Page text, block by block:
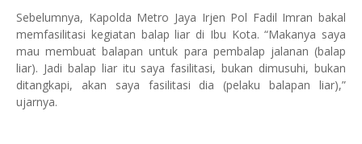
Sebelumnya, Kapolda Metro Jaya Irjen Pol Fadil Imran bakal
memfasilitasi kegiatan balap liar di Ibu Kota. “Makanya saya
mau membuat balapan untuk para pembalap jalanan (balap
liar). Jadi balap liar itu saya fasilitasi, bukan dimusuhi, bukan
ditangkapi, akan saya fasilitasi dia (pelaku balapan liar),”
ujarnya.